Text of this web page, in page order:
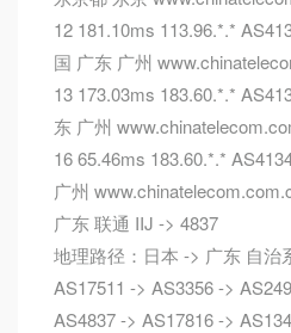
12 181.10ms 113.96.*.*
国 广东 广州
13 173.03ms 183.60.*.*
东 广州
16 65.46ms 183.60.*.*
广州
广东 联通 IIJ -> 4837
地理路径：日本 -> 广东 自治
AS17511 -> AS3356 ->
AS4837 -> AS17816 ->